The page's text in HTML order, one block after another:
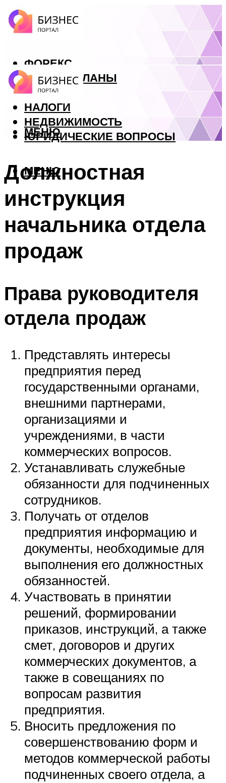
ФОРЕКС
БИЗНЕС ПЛАНЫ
КРЕДИТЫ
НАЛОГИ
НЕДВИЖИМОСТЬ
ЮРИДИЧЕСКИЕ ВОПРОСЫ
МЕНЮ
МЕНЮ
Должностная
инструкция
начальника отдела
продаж
Права руководителя
отдела продаж
Представлять интересы
предприятия перед
государственными органами,
внешними партнерами,
организациями и
учреждениями, в части
коммерческих вопросов.
Устанавливать служебные
обязанности для подчиненных
сотрудников.
Получать от отделов
предприятия информацию и
документы, необходимые для
выполнения его должностных
обязанностей.
Участвовать в принятии
решений, формировании
приказов, инструкций, а также
смет, договоров и других
коммерческих документов, а
также в совещаниях по
вопросам развития
предприятия.
Вносить предложения по
совершенствованию форм и
методов коммерческой работы
подчиненных своего отдела, а